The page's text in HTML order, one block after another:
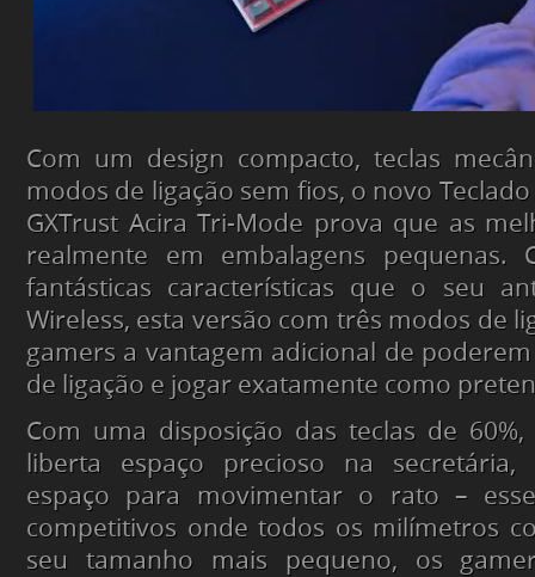
Com um design compacto, teclas
modos de ligação sem fios, o novo
GXTrust Acira Tri-Mode prova que as
realmente em embalagens pequenas.
fantásticas características que o seu
Wireless, esta versão com três modos de
gamers a vantagem adicional de
de ligação e jogar exatamente como
Com uma disposição das teclas de
liberta espaço precioso na secretária,
espaço para movimentar o rato –
competitivos onde todos os milímetros
seu tamanho mais pequeno, os